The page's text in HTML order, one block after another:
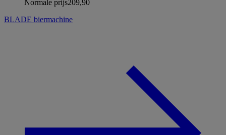
Normale prijs209,90
BLADE biermachine